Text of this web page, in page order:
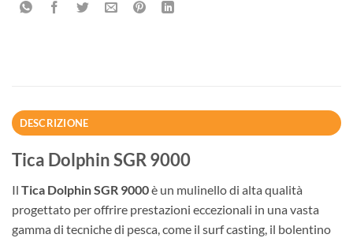
DESCRIZIONE
Tica Dolphin SGR 9000
Il Tica Dolphin SGR 9000è un mulinello di alta qualità
progettato per offrire prestazioni eccezionali in una vasta
gamma di tecniche di pesca, come il surf casting, il bolentino